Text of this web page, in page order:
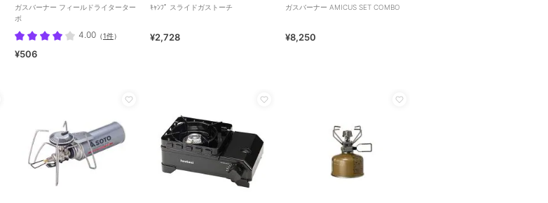
ガスバーナー フィールドライターター
ボ
4.00 （1件）
¥506
ｷｬﾝﾌﾟ スライドガストーチ
¥2,728
ガスバーナー AMICUS SET COMBO
¥8,250